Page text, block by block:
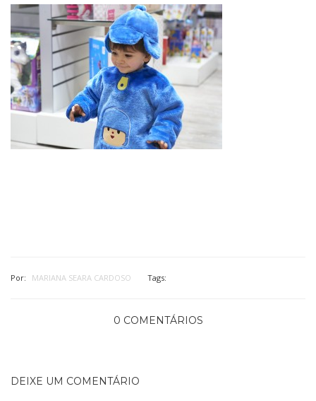
Por: MARIANA SEARA CARDOSO Tags:
0 COMENTÁRIOS
DEIXE UM COMENTÁRIO